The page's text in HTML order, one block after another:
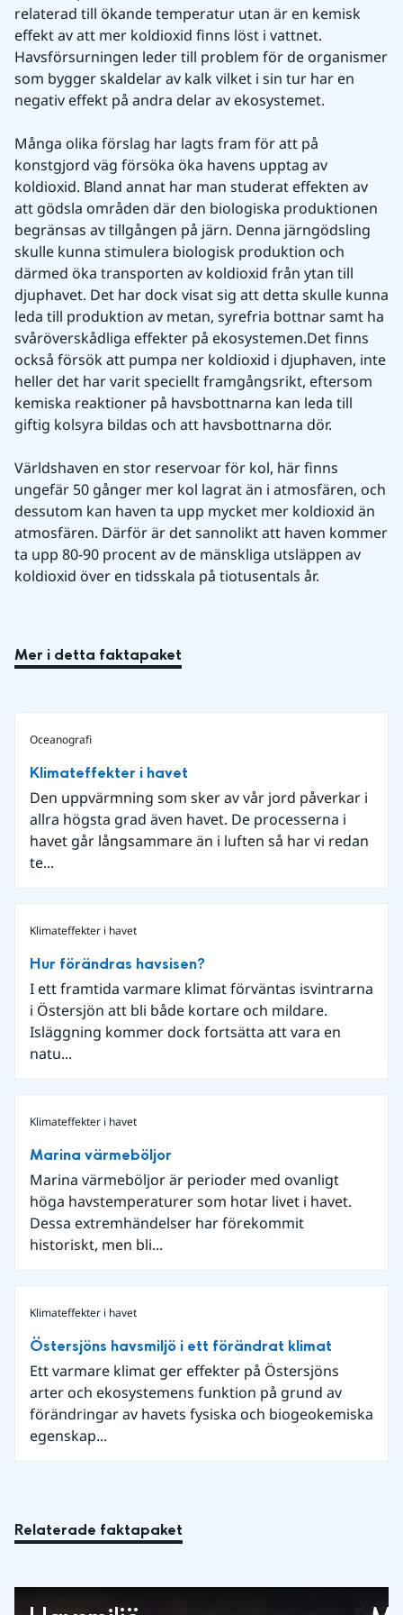
relaterad till ökande temperatur utan är en kemisk
effekt av att mer koldioxid finns löst i vattnet.
Havsförsurningen leder till problem för de organismer
som bygger skaldelar av kalk vilket i sin tur har en
negativ effekt på andra delar av ekosystemet.
Många olika förslag har lagts fram för att på
konstgjord väg försöka öka havens upptag av
koldioxid. Bland annat har man studerat effekten av
att gödsla områden där den biologiska produktionen
begränsas av tillgången på järn. Denna järngödsling
skulle kunna stimulera biologisk produktion och
därmed öka transporten av koldioxid från ytan till
djuphavet. Det har dock visat sig att detta skulle kunna
leda till produktion av metan, syrefria bottnar samt ha
svåröverskådliga effekter på ekosystemen.Det finns
också försök att pumpa ner koldioxid i djuphaven, inte
heller det har varit speciellt framgångsrikt, eftersom
kemiska reaktioner på havsbottnarna kan leda till
giftig kolsyra bildas och att havsbottnarna dör.
Världshaven en stor reservoar för kol, här finns
ungefär 50 gånger mer kol lagrat än i atmosfären, och
dessutom kan haven ta upp mycket mer koldioxid än
atmosfären. Därför är det sannolikt att haven kommer
ta upp 80-90 procent av de mänskliga utsläppen av
koldioxid över en tidsskala på tiotusentals år.
Mer i detta faktapaket
Oceanografi
Klimateffekter i havet
Den uppvärmning som sker av vår jord påverkar i
allra högsta grad även havet. De processerna i
havet går långsammare än i luften så har vi redan
te...
Klimateffekter i havet
Hur förändras havsisen?
I ett framtida varmare klimat förväntas isvintrarna
i Östersjön att bli både kortare och mildare.
Isläggning kommer dock fortsätta att vara en
natu...
Klimateffekter i havet
Marina värmeböljor
Marina värmeböljor är perioder med ovanligt
höga havstemperaturer som hotar livet i havet.
Dessa extremhändelser har förekommit
historiskt, men bli...
Klimateffekter i havet
Östersjöns havsmiljö i ett förändrat klimat
Ett varmare klimat ger effekter på Östersjöns
arter och ekosystemens funktion på grund av
förändringar av havets fysiska och biogeokemiska
egenskap...
Relaterade faktapaket